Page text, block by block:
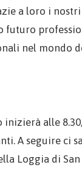
a loro i
nel mondo
alle
A seguire ci
Loggia di